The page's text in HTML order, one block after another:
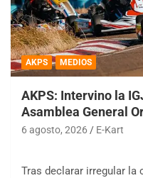
AKPS MEDIOS
AKPS: Intervino la
Asamblea General
6 agosto, 2026 E-Kart
Tras declarar irregular la